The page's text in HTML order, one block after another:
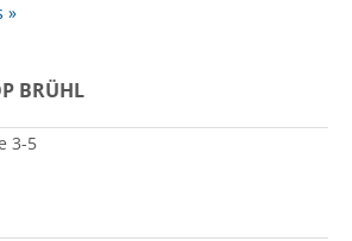
»
BRÜHL
3-5